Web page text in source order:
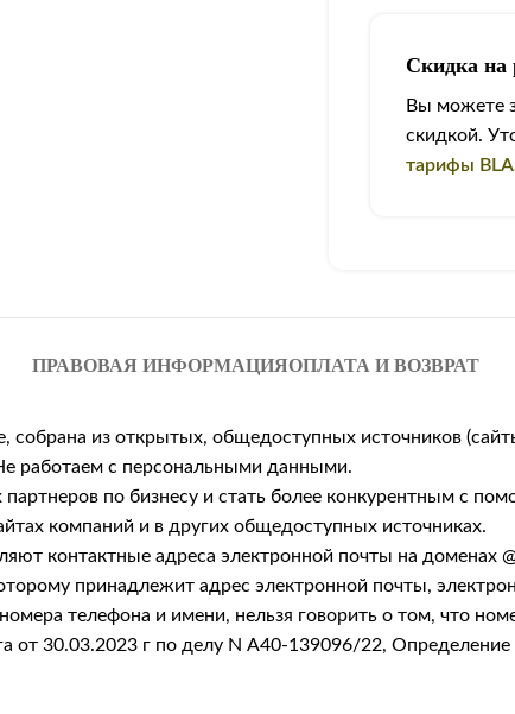
Скидка на
Вы можете
скидкой.
тарифы
ПРАВОВАЯ ИНФОРМАЦИЯОПЛАТА И ВОЗВРАТ
собрана из открытых, общедоступных источников
работаем с персональными данными.
по бизнесу и стать более конкурентным с
компаний и в других общедоступных источниках.
контактные адреса электронной почты на доменах
принадлежит адрес электронной почты,
телефона и имени, нельзя говорить о том, что
от 30.03.2023 г по делу N А40-139096/22,